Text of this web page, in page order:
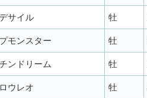
サイル 牡
モンスター 牡
ンドリーム 牡
ウレオ 牡